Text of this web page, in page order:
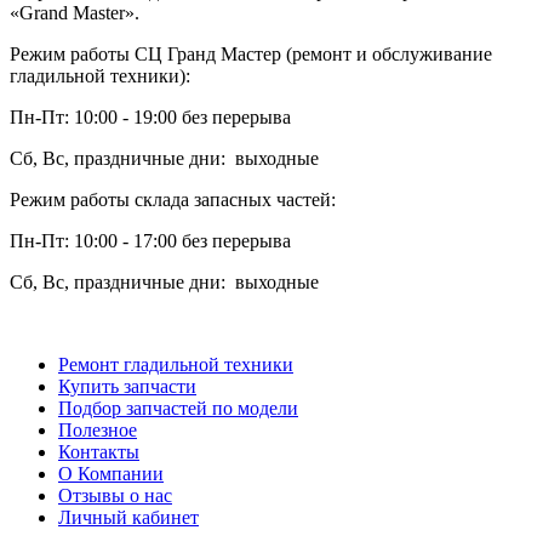
«Grand Master».
Режим работы СЦ Гранд Мастер (ремонт и обслуживание
гладильной техники):
Пн-Пт: 10:00 - 19:00 без перерыва
Сб, Вс, праздничные дни: выходные
Режим работы склада запасных частей:
Пн-Пт: 10:00 - 17:00 без перерыва
Сб, Вс, праздничные дни: выходные
Ремонт гладильной техники
Купить запчасти
Подбор запчастей по модели
Полезное
Контакты
О Компании
Отзывы о нас
Личный кабинет